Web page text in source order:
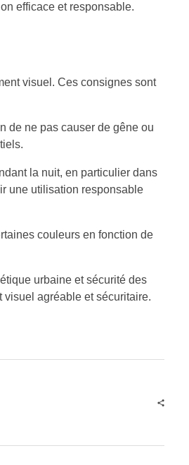
efficace et responsable.
visuel. Ces consignes sont
de ne pas causer de gêne ou
la nuit, en particulier dans
une utilisation responsable
couleurs en fonction de
urbaine et sécurité des
visuel agréable et sécuritaire.